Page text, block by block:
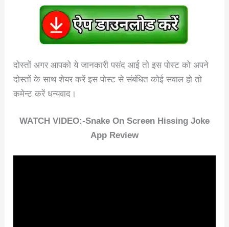
दोस्तों अगर आपको ये जानकारी पसंद आई तो इस पोस्ट को अपने
दोस्तों के साथ शेयर करें इस पोस्ट से संबंधित कोई सवाल हो तो
कमेन्ट करें धन्यवाद।
WATCH VIDEO:-Snake On Screen Hissing Joke
App Review